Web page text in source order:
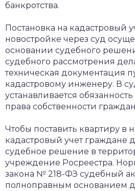
банкротства.
Постановка на кадастровый
новостройке через суд
основании судебного
судебного рассмотрения
техническая документация
кадастровому инженеру. В
устанавливается
права собственности
Чтобы поставить квартиру в
кадастровый учет граждане
судебное решение в
учреждение Росреестра.
закона № 218-ФЗ судебный
полноправным основанием